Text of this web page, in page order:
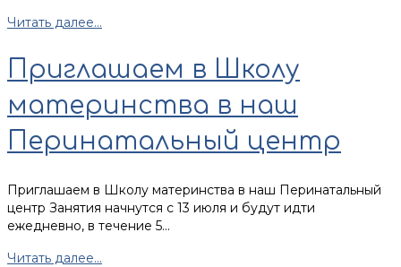
Читать далее...
Приглашаем в Школу
материнства в наш
Перинатальный центр
Приглашаем в Школу материнства в наш Перинатальный
центр Занятия начнутся с 13 июля и будут идти
ежедневно, в течение 5...
Читать далее...